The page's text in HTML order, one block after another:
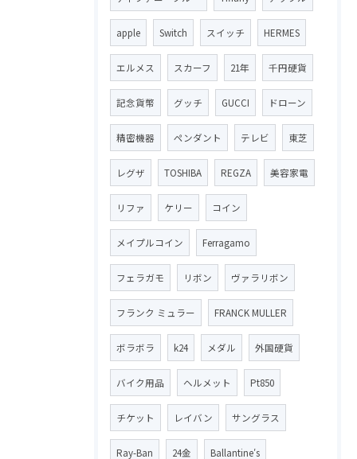
apple Switch スイッチ HERMES
エルメス スカーフ 21年 千円硬貨
記念貨幣 グッチ GUCCI ドローン
精密機器 ペンダント テレビ 東芝
レグザ TOSHIBA REGZA 美容家電
リファ ケリー コイン
メイプルコイン Ferragamo
フェラガモ リボン ヴァラリボン
フランク ミュラー FRANCK MULLER
ボラボラ k24 メダル 外国硬貨
バイク用品 ヘルメット Pt850
チケット レイバン サングラス
Ray-Ban 24金 Ballantine′s